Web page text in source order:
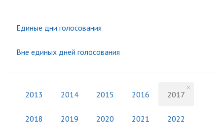
Единые дни голосования
Вне единых дней голосования
2013 2014 2015 2016 2017
2018 2019 2020 2021 2022